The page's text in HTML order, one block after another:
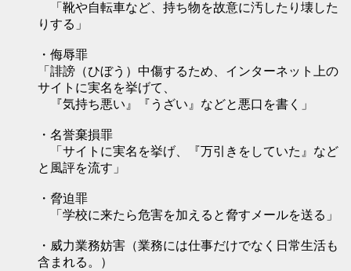
「靴や自転車など、持ち物を故意に汚したり壊した
りする」
・侮辱罪
「誹謗（ひぼう）中傷するため、インターネット上の
サイトに実名を挙げて、
『気持ち悪い』『うざい』などと悪口を書く」
・名誉棄損罪
「サイトに実名を挙げ、『万引きをしていた』など
と風評を流す」
・脅迫罪
「学校に来たら危害を加えると脅すメールを送る」
・威力業務妨害（業務には仕事だけでなく日常生活も
含まれる。）